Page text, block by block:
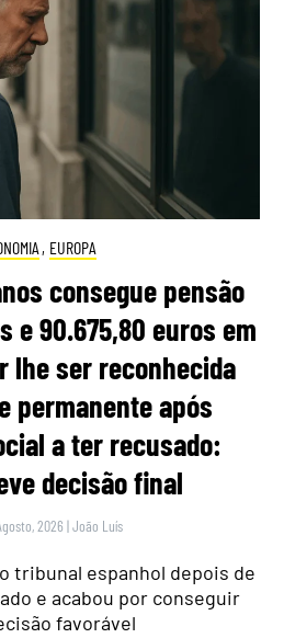
, EUROPA
consegue pensão
e 90.675,80 euros em
lhe ser reconhecida
permanente após
a ter recusado:
decisão final
2026 |João Luís
tribunal espanhol depois de
e acabou por conseguir
favorável